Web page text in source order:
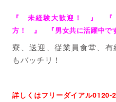
『 未経験大歓迎！ 』 『
方！ 』 『男女共に活躍中です
寮、送迎、従業員食堂、
もバッチリ！
詳しくはフリーダイアル0120-